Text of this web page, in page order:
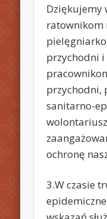
Dziękujemy
ratownikom
przychodni
przychodni,
sanitarno-
ochronę
3.W czasie